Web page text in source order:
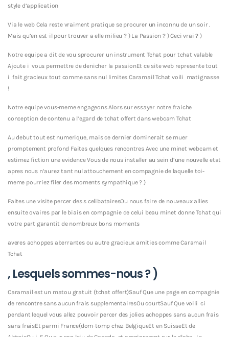
style d’application
Via le web Cela reste vraiment pratique se procurer un inconnu de un soir .
Mais qu’en est-il pour trouver a elle milieu ? ) La Passion ? ) Ceci vrai ? )
Notre equipe a dit de vou sprocurer un instrument Tchat pour tchat valable
Ajoute i vous permettre de denicher la passionEt ce site web represente tout
i fait gracieux tout comme sans nul limites Caramail Tchat voili matignasse
!
Notre equipe vous-meme engageons Alors sur essayer notre fraiche
conception de contenu a l’egard de tchat offert dans webcam Tchat
Au debut tout est numerique, mais ce dernier dominerait se muer
promptement profond Faites quelques rencontres Avec une minet webcam et
estimez fiction une evidence Vous de nous installer au sein d’une nouvelle etat
apres nous n’aurez tant nul attouchement en compagnie de laquelle toi-
meme pourriez filer des moments sympathique ? )
Faites une visite percer des s celibatairesOu nous faire de nouveaux allies
ensuite ovaires par le biais en compagnie de celui beau minet donne Tchat qui
votre part garantit de nombreux bons moments
averes achoppes aberrantes ou autre gracieux amities comme Caramail
Tchat
, Lesquels sommes-nous ? )
Caramail est un matou gratuit (tchat offert)Sauf Que une page en compagnie
de rencontre sans aucun frais supplementairesOu courtSauf Que voili ci
pendant lequel vous allez pouvoir percer des jolies achoppes sans aucun frais
sans fraisEt parmi France(dom-tomp chez BelgiqueEt en SuisseEt de